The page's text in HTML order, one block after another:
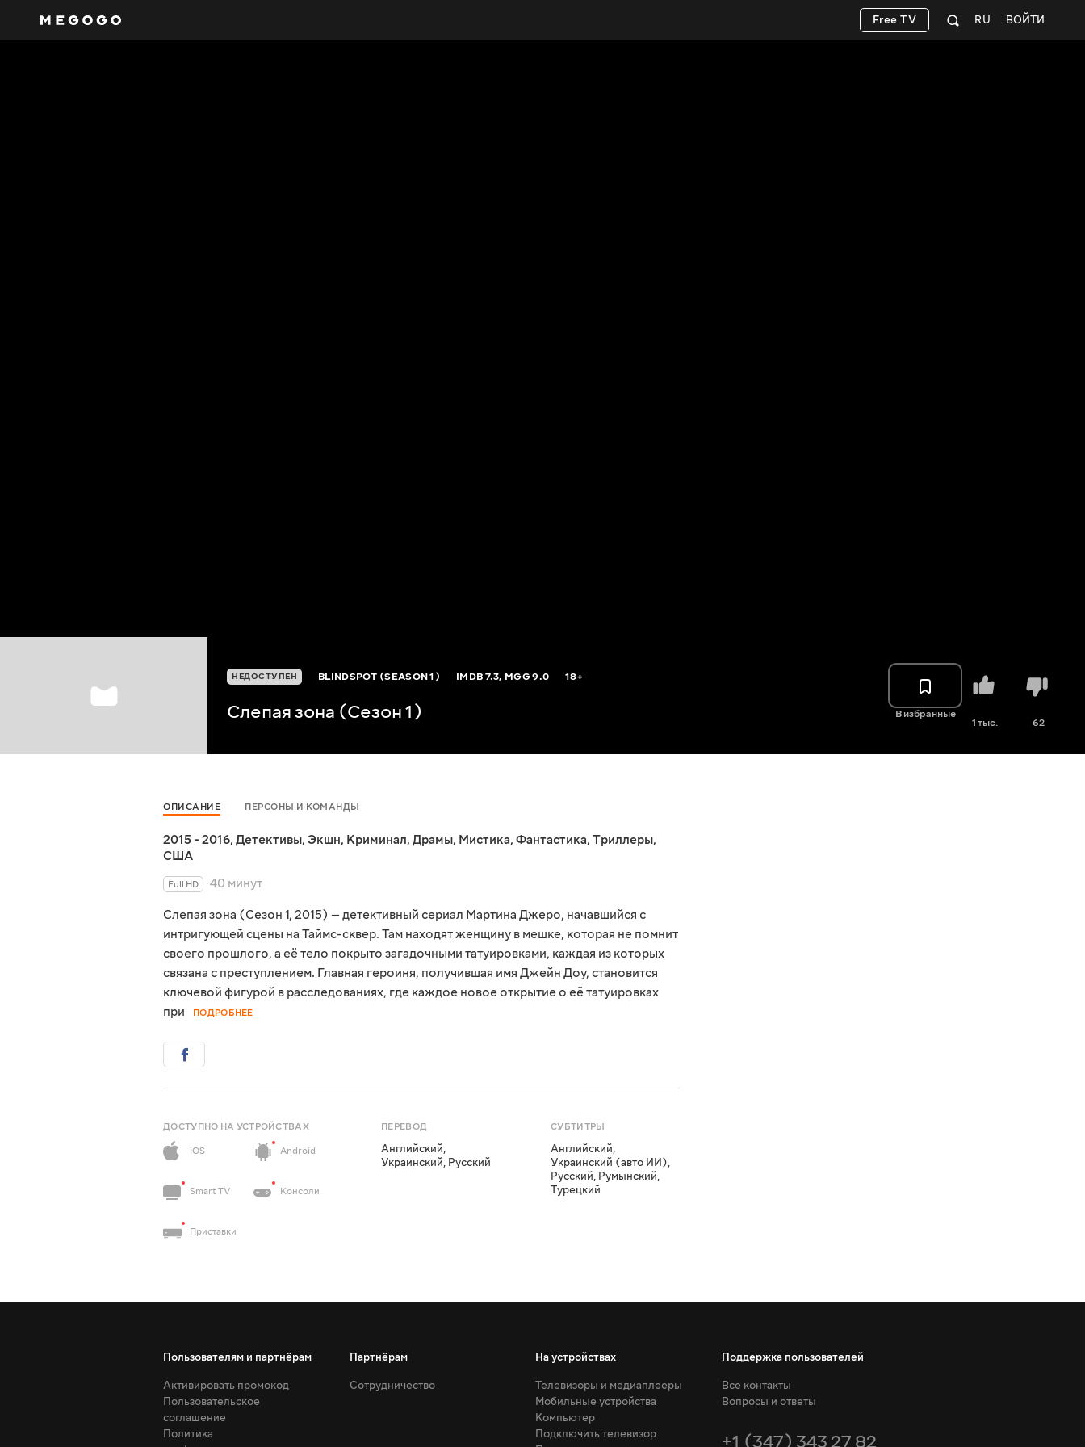
ВОЙТИ
RU
Free TV
НЕДОСТУПЕН BLINDSPOT (SEASON 1) IMDB7.3, MGG9.0 18+
Слепая зона (Сезон 1) В избранные
1 тыс. 62
ОПИСАНИЕ ПЕРСОНЫ И КОМАНДЫ
2015 - 2016, Детективы, Экшн, Криминал, Драмы, Мистика, Фантастика, Триллеры,
США
Full HD
40 минут
Слепая зона (Сезон 1, 2015) — детективный сериал Мартина Джеро, начавшийся с
интригующей сцены на Таймс-сквер. Там находят женщину в мешке, которая не помнит
своего прошлого, а её тело покрыто загадочными татуировками, каждая из которых
связана с преступлением. Главная героиня, получившая имя Джейн Доу, становится
ключевой фигурой в расследованиях, где каждое новое открытие о её татуировках
при
ПОДРОБНЕЕ
ДОСТУПНО НА УСТРОЙСТВАХ
iOS
Android
Smart TV Консоли
Приставки
ПЕРЕВОД
Английский,
Украинский, Русский
СУБТИТРЫ
Английский,
Украинский (авто ИИ),
Русский, Румынский,
Турецкий
Пользователям и партнёрам
Активировать промокод
Пользовательское
соглашение
Политика
Партнёрам
Сотрудничество
На устройствах
Телевизоры и медиаплееры
Мобильные устройства
Компьютер
Подключить телевизор
Поддержка пользователей
Все контакты
Вопросы и ответы
+1 (347) 343 27 82